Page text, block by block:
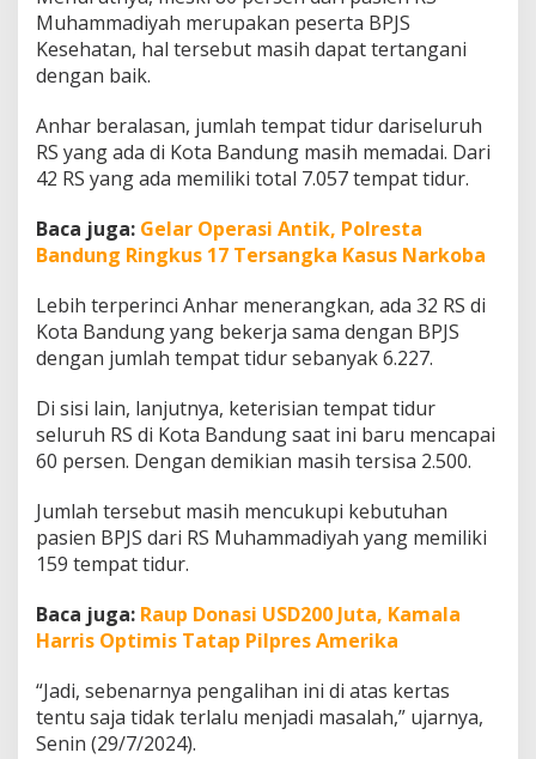
s
S
i
k
a
n
L
y
a
n
n
P
r
m
a
Muhammadiyah merupakan peserta BPJS
Kesehatan, hal tersebut masih dapat tertangani
dengan baik.
Anhar beralasan, jumlah tempat tidur dariseluruh
RS yang ada di Kota Bandung masih memadai. Dari
42 RS yang ada memiliki total 7.057 tempat tidur.
Baca juga: Gelar Operasi Antik, Polresta
Bandung Ringkus 17 Tersangka Kasus Narkoba
Lebih terperinci Anhar menerangkan, ada 32 RS di
Kota Bandung yang bekerja sama dengan BPJS
dengan jumlah tempat tidur sebanyak 6.227.
Di sisi lain, lanjutnya, keterisian tempat tidur
seluruh RS di Kota Bandung saat ini baru mencapai
60 persen. Dengan demikian masih tersisa 2.500.
Jumlah tersebut masih mencukupi kebutuhan
pasien BPJS dari RS Muhammadiyah yang memiliki
159 tempat tidur.
Baca juga: Raup Donasi USD200 Juta, Kamala
Harris Optimis Tatap Pilpres Amerika
“Jadi, sebenarnya pengalihan ini di atas kertas
tentu saja tidak terlalu menjadi masalah,” ujarnya,
Senin (29/7/2024).